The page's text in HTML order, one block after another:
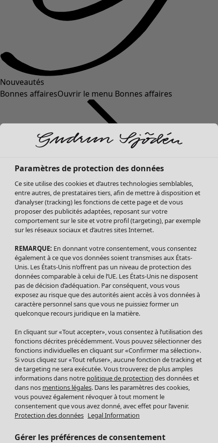
Nouveautés
Bonnes affairesOuvrir le menu Bonnes affaires
Soldes Vêtements
Tous les vêtements
Robes
Tuniques
Blouses
Tops
Gilets
Pantalon
Jupes
Leggings et collants
Accessoires
Chaussures
Vêtements de bain
Basics
Soldes Mobilier
Bonnes affaires déco
Décoration
Textiles
Tapis
Éponge
Paramètres de protection des données
Ce site utilise des cookies et d’autres technologies semblables,
entre autres, de prestataires tiers, afin de mettre à disposition et
d’analyser (tracking) les fonctions de cette page et de vous
proposer des publicités adaptées, reposant sur votre
comportement sur le site et votre profil (targeting), par exemple
sur les réseaux sociaux et d’autres sites Internet.
REMARQUE: En donnant votre consentement, vous consentez
également à ce que vos données soient transmises aux États-
Unis. Les États-Unis n’offrent pas un niveau de protection des
données comparable à celui de l’UE. Les États-Unis ne disposent
pas de décision d’adéquation. Par conséquent, vous vous
exposez au risque que des autorités aient accès à vos données à
caractère personnel sans que vous ne puissiez former un
quelconque recours juridique en la matière.
En cliquant sur «Tout accepter», vous consentez à l’utilisation des
fonctions décrites précédemment. Vous pouvez sélectionner des
fonctions individuelles en cliquant sur «Confirmer ma sélection».
Si vous cliquez sur «Tout refuser», aucune fonction de tracking et
de targeting ne sera exécutée. Vous trouverez de plus amples
informations dans notre politique de protection des données et
dans nos mentions légales. Dans les paramètres des cookies,
vous pouvez également révoquer à tout moment le
consentement que vous avez donné, avec effet pour l’avenir.
Protection des données Legal Information
Gérer les préférences de consentement